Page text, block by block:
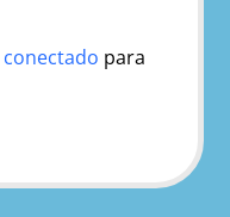
conectado para